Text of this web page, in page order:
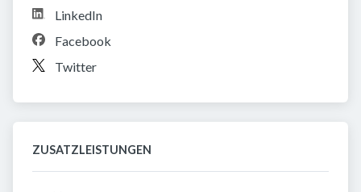
LinkedIn
Facebook
Twitter
ZUSATZLEISTUNGEN